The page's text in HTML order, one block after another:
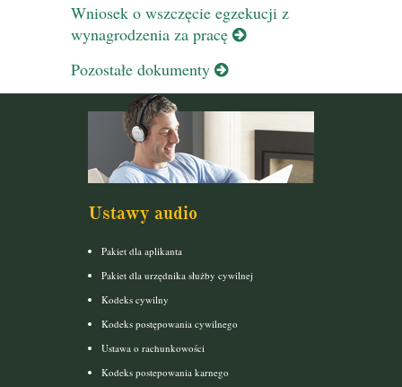
Wniosek o wszczęcie egzekucji z
wynagrodzenia za pracę
Pozostałe dokumenty
Ustawy audio
Pakiet dla aplikanta
Pakiet dla urzędnika służby cywilnej
Kodeks cywilny
Kodeks postępowania cywilnego
Ustawa o rachunkowości
Kodeks postepowania karnego